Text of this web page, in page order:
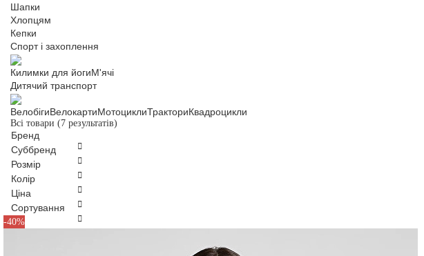
Шапки
Хлопцям
Кепки
Спорт і захоплення
Килимки для йогиМ'ячі
Дитячий транспорт
ВелобігиВелокартиМотоциклиТракториКвадроцикли
Всі товари (7 результатів)
Бренд
Суббренд
Розмір
Колір
Ціна
Сортування
-40%
SM